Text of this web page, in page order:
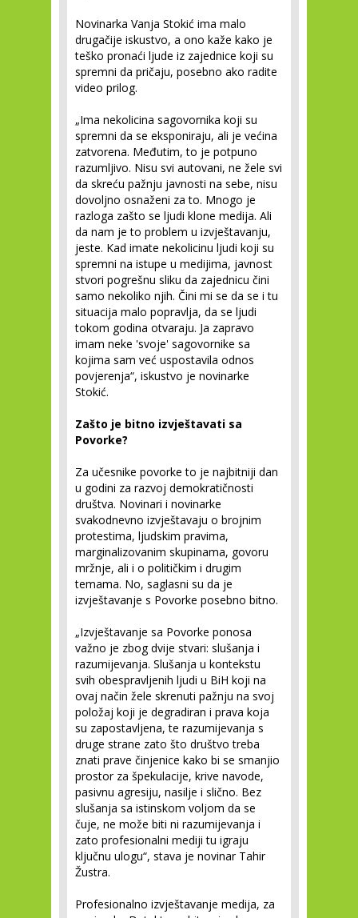
Novinarka Vanja Stokić ima malo
drugačije iskustvo, a ono kaže kako je
teško pronaći ljude iz zajednice koji su
spremni da pričaju, posebno ako radite
video prilog.
„Ima nekolicina sagovornika koji su
spremni da se eksponiraju, ali je većina
zatvorena. Međutim, to je potpuno
razumljivo. Nisu svi autovani, ne žele svi
da skreću pažnju javnosti na sebe, nisu
dovoljno osnaženi za to. Mnogo je
razloga zašto se ljudi klone medija. Ali
da nam je to problem u izvještavanju,
jeste. Kad imate nekolicinu ljudi koji su
spremni na istupe u medijima, javnost
stvori pogrešnu sliku da zajednicu čini
samo nekoliko njih. Čini mi se da se i tu
situacija malo popravlja, da se ljudi
tokom godina otvaraju. Ja zapravo
imam neke 'svoje' sagovornike sa
kojima sam već uspostavila odnos
povjerenja“, iskustvo je novinarke
Stokić.
Zašto je bitno izvještavati sa
Povorke?
Za učesnike povorke to je najbitniji dan
u godini za razvoj demokratičnosti
društva. Novinari i novinarke
svakodnevno izvještavaju o brojnim
protestima, ljudskim pravima,
marginalizovanim skupinama, govoru
mržnje, ali i o političkim i drugim
temama. No, saglasni su da je
izvještavanje s Povorke posebno bitno.
„Izvještavanje sa Povorke ponosa
važno je zbog dvije stvari: slušanja i
razumijevanja. Slušanja u kontekstu
svih obespravljenih ljudi u BiH koji na
ovaj način žele skrenuti pažnju na svoj
položaj koji je degradiran i prava koja
su zapostavljena, te razumijevanja s
druge strane zato što društvo treba
znati prave činjenice kako bi se smanjio
prostor za špekulacije, krive navode,
pasivnu agresiju, nasilje i slično. Bez
slušanja sa istinskom voljom da se
čuje, ne može biti ni razumijevanja i
zato profesionalni mediji tu igraju
ključnu ulogu“, stava je novinar Tahir
Žustra.
Profesionalno izvještavanje medija, za